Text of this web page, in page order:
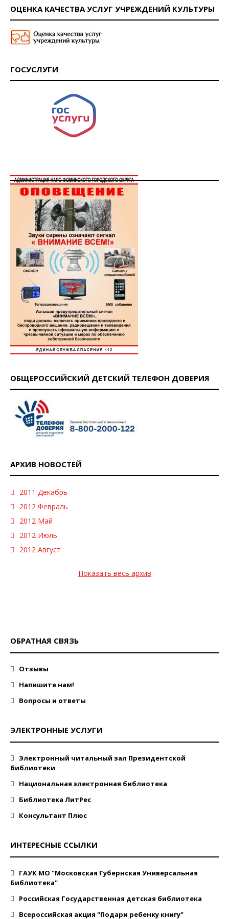
ОЦЕНКА КАЧЕСТВА УСЛУГ УЧРЕЖДЕНИЙ КУЛЬТУРЫ
ГОСУСЛУГИ
ОБЩЕРОССИЙСКИЙ ДЕТСКИЙ ТЕЛЕФОН ДОВЕРИЯ
АРХИВ НОВОСТЕЙ
2011 Декабрь
2012 Февраль
2012 Май
2012 Июль
2012 Август
Показать весь архив
ОБРАТНАЯ СВЯЗЬ
Отзывы
Напишите нам!
Вопросы и ответы
ЭЛЕКТРОННЫЕ УСЛУГИ
Электронный читальный зал Президентской
библиотеки
Национальная электронная библиотека
Библиотека ЛитРес
Консультант Плюс
ИНТЕРЕСНЫЕ ССЫЛКИ
ГАУК МО "Московская Губернская Универсальная
Библиотека"
Российская Государственная детская библиотека
Всероссийская акция "Подари ребенку книгу"